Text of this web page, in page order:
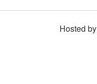
Hosted by